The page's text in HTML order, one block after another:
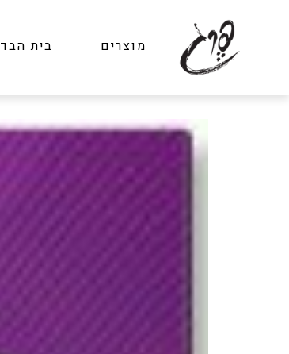
מוצרים בית הבד